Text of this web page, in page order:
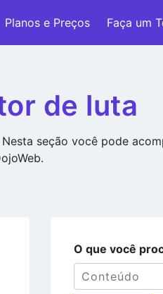
Planos e Preços Faça um
de luta
seção você pode
O que você